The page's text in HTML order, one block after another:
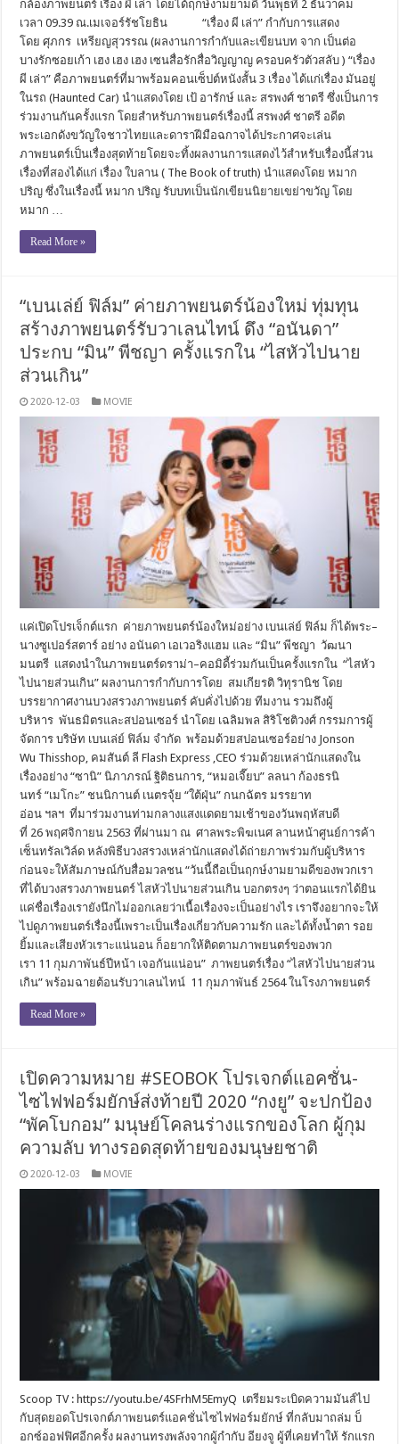
กล้องภาพยนตร์ เรื่อง ผี เล่า โดยได้ฤกษ์งามยามดี วันพุธที่ 2 ธันวาคม
เวลา 09.39 ณ.เมเจอร์รัชโยธิน “เรื่อง ผี เล่า” กำกับการแสดง
โดย ศุภกร เหรียญสุวรรณ (ผลงานการกำกับและเขียนบท จาก เป็นต่อ
บางรักซอยเก้า เฮง เฮง เฮง เซนสื่อรักสื่อวิญญาญ ครอบครัวตัวสลับ ) “เรื่อง
ผี เล่า” คือภาพยนตร์ที่มาพร้อมคอนเซ็ปต์หนังสั้น 3 เรื่อง ได้แก่เรื่อง มันอยู่
ในรถ (Haunted Car) นำแสดงโดย เป้ อารักษ์ และ สรพงศ์ ชาตรี ซึ่งเป็นการ
ร่วมงานกันครั้งแรก โดยสำหรับภาพยนตร์เรื่องนี้ สรพงศ์ ชาตรี อดีต
พระเอกดังขวัญใจชาวไทยและดาราฝีมือฉกาจได้ประกาศจะเล่น
ภาพยนตร์เป็นเรื่องสุดท้ายโดยจะทิ้งผลงานการแสดงไว้สำหรับเรื่องนี้ส่วน
เรื่องที่สองได้แก่ เรื่อง ใบลาน ( The Book of truth) นำแสดงโดย หมาก
ปริญ ซึ่งในเรื่องนี้ หมาก ปริญ รับบทเป็นนักเขียนนิยายเขย่าขวัญ โดย
หมาก …
Read More »
“เบนเล่ย์ ฟิล์ม” ค่ายภาพยนตร์น้องใหม่ ทุ่มทุน
สร้างภาพยนตร์รับวาเลนไทน์ ดึง “อนันดา”
ประกบ “มิน” พีชญา ครั้งแรกใน “ไสหัวไปนาย
ส่วนเกิน”
2020-12-03 MOVIE
แค่เปิดโปรเจ็กต์แรก ค่ายภาพยนตร์น้องใหม่อย่าง เบนเล่ย์ ฟิล์ม ก็ได้พระ–
นางซูเปอร์สตาร์ อย่าง อนันดา เอเวอริงแฮม และ “มิน” พีชญา วัฒนา
มนตรี แสดงนำในภาพยนตร์ดราม่า–คอมิดี้ร่วมกันเป็นครั้งแรกใน “ไสหัว
ไปนายส่วนเกิน” ผลงานการกำกับการโดย สมเกียรติ วิทุรานิช โดย
บรรยากาศงานบวงสรวงภาพยนตร์ คับคั่งไปด้วย ทีมงาน รวมถึงผู้
บริหาร พันธมิตรและสปอนเซอร์ นำโดย เฉลิมพล สิริโชติวงศ์ กรรมการผู้
จัดการ บริษัท เบนเล่ย์ ฟิล์ม จำกัด พร้อมด้วยสปอนเซอร์อย่าง Jonson
Wu Thisshop, คมสันต์ ลี Flash Express ,CEO ร่วมด้วยเหล่านักแสดงใน
เรื่องอย่าง “ซานิ” นิภาภรณ์ ฐิติธนการ, “หมอเจี๊ยบ” ลลนา ก้องธรนิ
นทร์ “เมโกะ” ชนนิกานต์ เนตรจุ้ย “ใต้ฝุ่น” กนกฉัตร มรรยาท
อ่อน ฯลฯ ที่มาร่วมงานท่ามกลางแสงแดดยามเช้าของวันพฤหัสบดี
ที่ 26 พฤศจิกายน 2563 ที่ผ่านมา ณ ศาลพระพิฆเนศ ลานหน้าศูนย์การค้า
เซ็นทรัลเวิล์ด หลังพิธีบวงสรวงเหล่านักแสดงได้ถ่ายภาพร่วมกับผู้บริหาร
ก่อนจะให้สัมภาษณ์กับสื่อมวลชน “วันนี้ถือเป็นฤกษ์งามยามดีของพวกเรา
ที่ได้บวงสรวงภาพยนตร์ ไสหัวไปนายส่วนเกิน บอกตรงๆ ว่าตอนแรกได้ยิน
แค่ชื่อเรื่องเรายังนึกไม่ออกเลยว่าเนื้อเรื่องจะเป็นอย่างไร เราจึงอยากจะให้
ไปดูภาพยนตร์เรื่องนี้เพราะเป็นเรื่องเกี่ยวกับความรัก และได้ทั้งน้ำตา รอย
ยิ้มและเสียงหัวเราะแน่นอน ก็อยากให้ติดตามภาพยนตร์ของพวก
เรา 11 กุมภาพันธ์ปีหน้า เจอกันแน่อน” ภาพยนตร์เรื่อง “ไสหัวไปนายส่วน
เกิน” พร้อมฉายต้อนรับวาเลนไทน์ 11 กุมภาพันธ์ 2564 ในโรงภาพยนตร์
Read More »
เปิดความหมาย #SEOBOK โปรเจกต์แอคชั่น-
ไซไฟฟอร์มยักษ์ส่งท้ายปี 2020 “กงยู” จะปกป้อง
“พัคโบกอม” มนุษย์โคลนร่างแรกของโลก ผู้กุม
ความลับ ทางรอดสุดท้ายของมนุษยชาติ
2020-12-03 MOVIE
Scoop TV : https://youtu.be/4SFrhM5EmyQ เตรียมระเบิดความมันส์ไป
กับสุดยอดโปรเจกต์ภาพยนตร์แอคชั่นไซไฟฟอร์มยักษ์ ที่กลับมาถล่ม บ็
อกซ์ออฟฟิศอีกครั้ง ผลงานทรงพลังจากผู้กำกับ อียงจู ผู้ที่เคยทำให้ รักแรก